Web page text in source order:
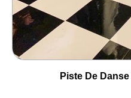
Piste De